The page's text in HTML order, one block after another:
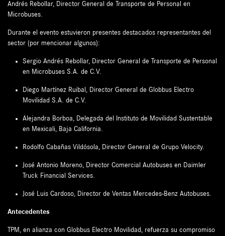
Andrés Rebollar, Director General de Transporte de Personal en
Microbuses.
Durante el evento estuvieron presentes destacados representantes del
sector (por mencionar algunos):
Sergio Andrés Rebollar, Director General de Transporte de Personal
en Microbuses S.A. de C.V.
Diego Martínez Ruibal, Director General de Globbus Electro
Movilidad S.A. de C.V.
Alejandra Borboa, Delegada del Instituto de Movilidad Sustentable
en Mexicali, Baja California.
Rodolfo Cabañas Vildósola, Director General de Grupo Velocity.
José Antonio Moreno, Director Comercial Autobuses en Daimler
Truck Financial Services.
José Luis Cardoso, Director de Ventas Mercedes-Benz Autobuses.
Antecedentes
TPM, en alianza con Globbus Electro Movilidad, refuerza su compromiso